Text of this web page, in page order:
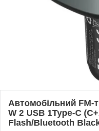
Автомобільний FM-
W 2 USB 1Type-C
Flash/Bluetooth